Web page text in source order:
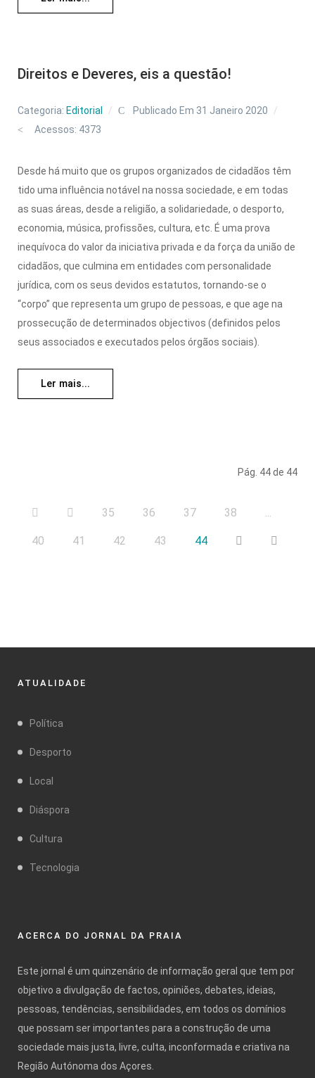
Direitos e Deveres, eis a questão!
Categoria: Editorial
Publicado Em 31 Janeiro 2020
Acessos: 4373
Desde há muito que os grupos organizados de cidadãos têm
tido uma influência notável na nossa sociedade, e em todas
as suas áreas, desde a religião, a solidariedade, o desporto,
economia, música, profissões, cultura, etc. É uma prova
inequívoca do valor da iniciativa privada e da força da união de
cidadãos, que culmina em entidades com personalidade
jurídica, com os seus devidos estatutos, tornando-se o
“corpo” que representa um grupo de pessoas, e que age na
prossecução de determinados objectivos (definidos pelos
seus associados e executados pelos órgãos sociais).
Ler mais...
Pág. 44 de 44
35 36 37 38 ...
40 41 42 43 44
ATUALIDADE
Política
Desporto
Local
Diáspora
Cultura
Tecnologia
ACERCA DO JORNAL DA PRAIA
Este jornal é um quinzenário de informação geral que tem por
objetivo a divulgação de factos, opiniões, debates, ideias,
pessoas, tendências, sensibilidades, em todos os domínios
que possam ser importantes para a construção de uma
sociedade mais justa, livre, culta, inconformada e criativa na
Região Autónoma dos Açores.